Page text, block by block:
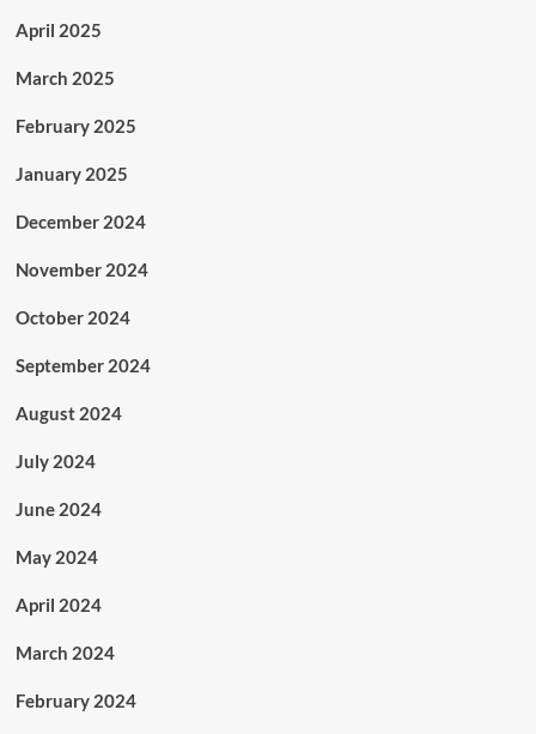
April 2025
March 2025
February 2025
January 2025
December 2024
November 2024
October 2024
September 2024
August 2024
July 2024
June 2024
May 2024
April 2024
March 2024
February 2024